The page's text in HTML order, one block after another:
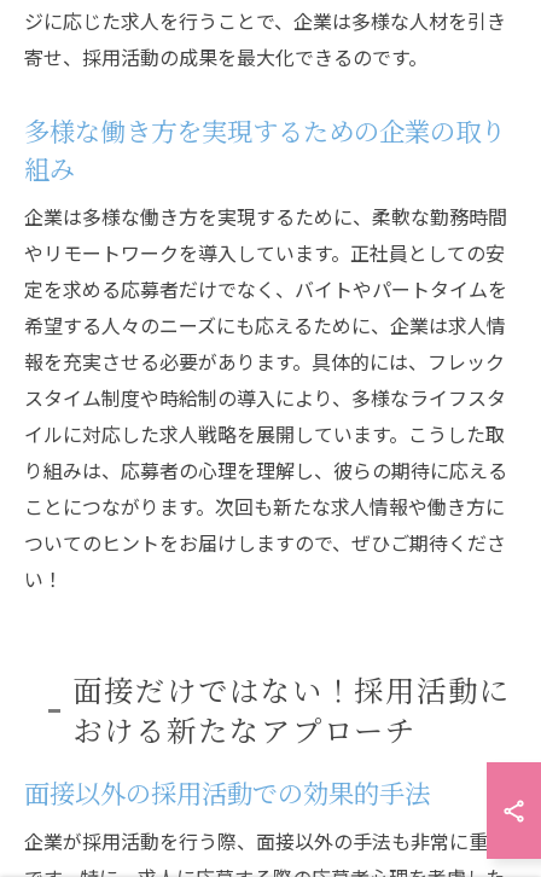
ジに応じた求人を行うことで、企業は多様な人材を引き
寄せ、採用活動の成果を最大化できるのです。
多様な働き方を実現するための企業の取り
組み
企業は多様な働き方を実現するために、柔軟な勤務時間
やリモートワークを導入しています。正社員としての安
定を求める応募者だけでなく、バイトやパートタイムを
希望する人々のニーズにも応えるために、企業は求人情
報を充実させる必要があります。具体的には、フレック
スタイム制度や時給制の導入により、多様なライフスタ
イルに対応した求人戦略を展開しています。こうした取
り組みは、応募者の心理を理解し、彼らの期待に応える
ことにつながります。次回も新たな求人情報や働き方に
ついてのヒントをお届けしますので、ぜひご期待くださ
い！
面接だけではない！採用活動に
おける新たなアプローチ
面接以外の採用活動での効果的手法
企業が採用活動を行う際、面接以外の手法も非常に重要